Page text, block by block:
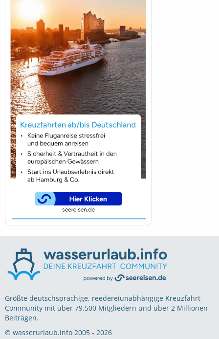
Größte deutschsprachige, reedereiunabhängige Kreuzfahrt
Community mit über 79.500 Mitgliedern und über 2 Millionen
Beiträgen.
© wasserurlaub.info 2005 - 2026